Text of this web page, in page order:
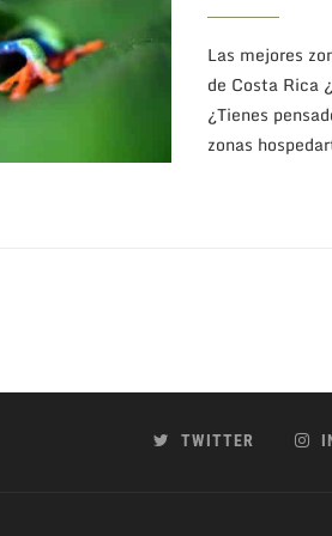
Las mejores
de Costa Rica
¿Tienes
zonas
TWITTER